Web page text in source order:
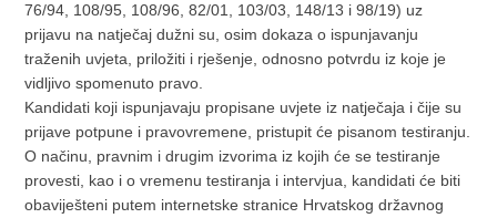
76/94, 108/95, 108/96, 82/01, 103/03, 148/13 i 98/19) uz
prijavu na natječaj dužni su, osim dokaza o ispunjavanju
traženih uvjeta, priložiti i rješenje, odnosno potvrdu iz koje je
vidljivo spomenuto pravo.
Kandidati koji ispunjavaju propisane uvjete iz natječaja i čije su
prijave potpune i pravovremene, pristupit će pisanom testiranju.
O načinu, pravnim i drugim izvorima iz kojih će se testiranje
provesti, kao i o vremenu testiranja i intervjua, kandidati će biti
obaviješteni putem internetske stranice Hrvatskog državnog